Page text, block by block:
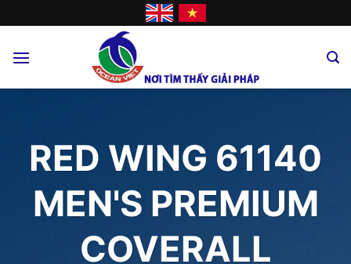
to
RED WING 61140
MEN'S PREMIUM
COVERALL